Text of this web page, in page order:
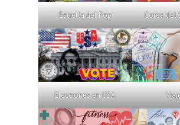
Estrella del Pop Corea del
Elecciones en USA